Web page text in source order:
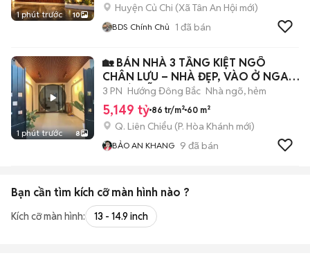
1 phút trước 10
Huyện Củ Chi (Xã Tân An Hội mới)
BDS Chính Chủ 1 đã bán
1 phút trước 8
🏡 BÁN NHÀ 3 TẦNG KIỆT NGÔ
CHÂN LƯU – NHÀ ĐẸP, VÀO Ở NGAY,
TP ĐÀ NẴNG
3 PN Hướng Đông Bắc Nhà ngõ, hẻm
5,149 tỷ 86 tr/m² 60 m²
Q. Liên Chiểu (P. Hòa Khánh mới)
BẢO AN KHANG 9 đã bán
Bạn cần tìm kích cỡ màn hình nào ?
Kích cỡ màn hình: 13 - 14.9 inch